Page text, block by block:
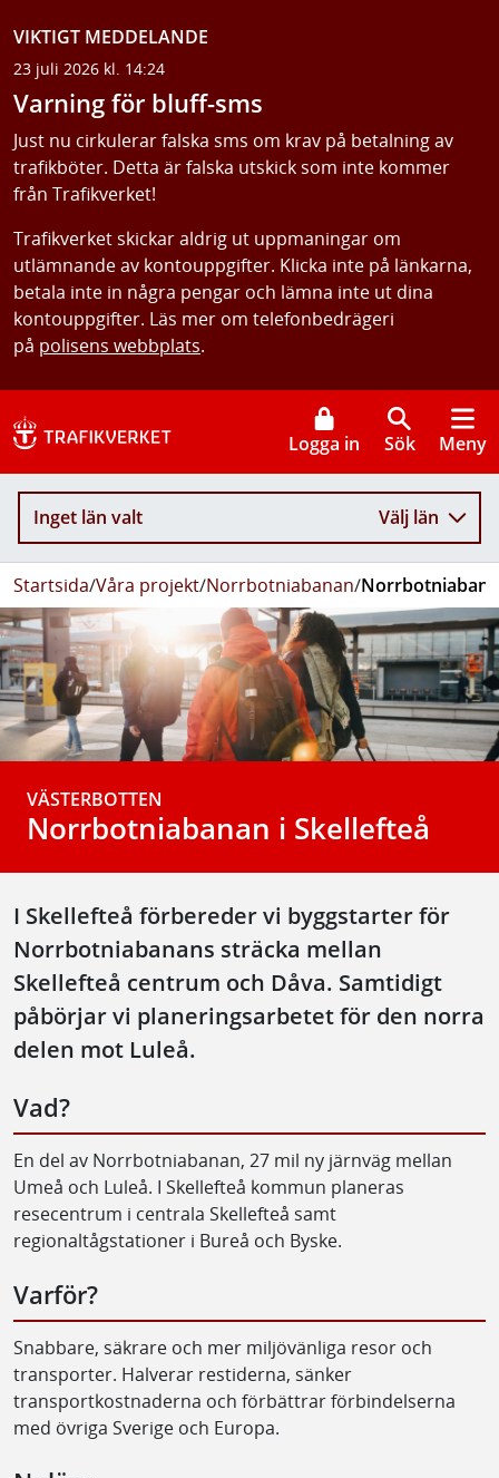
VIKTIGT MEDDELANDE
23 juli 2026 kl. 14:24
Varning för bluff-sms
Just nu cirkulerar falska sms om krav på betalning av
trafikböter. Detta är falska utskick som inte kommer
från Trafikverket!
Trafikverket skickar aldrig ut uppmaningar om
utlämnande av kontouppgifter. Klicka inte på länkarna,
betala inte in några pengar och lämna inte ut dina
kontouppgifter. Läs mer om telefonbedrägeri
på polisens webbplats.
Logga in Sök Meny
Inget län valt Välj län
Startsida/Våra projekt/Norrbotniabanan/
VÄSTERBOTTEN
Norrbotniabanan i Skellefteå
I Skellefteå förbereder vi byggstarter för
Norrbotniabanans sträcka mellan
Skellefteå centrum och Dåva. Samtidigt
påbörjar vi planeringsarbetet för den norra
delen mot Luleå.
Vad?
En del av Norrbotniabanan, 27 mil ny järnväg mellan
Umeå och Luleå. I Skellefteå kommun planeras
resecentrum i centrala Skellefteå samt
regionaltågstationer i Bureå och Byske.
Varför?
Snabbare, säkrare och mer miljövänliga resor och
transporter. Halverar restiderna, sänker
transportkostnaderna och förbättrar förbindelserna
med övriga Sverige och Europa.